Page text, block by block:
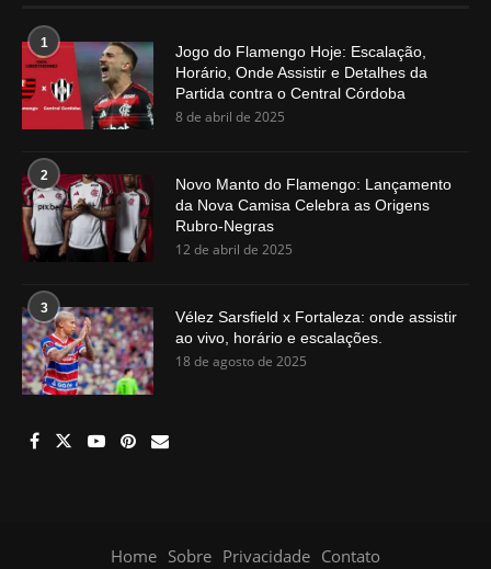
1
Jogo do Flamengo Hoje: Escalação,
Horário, Onde Assistir e Detalhes da
Partida contra o Central Córdoba
8 de abril de 2025
2
Novo Manto do Flamengo: Lançamento
da Nova Camisa Celebra as Origens
Rubro-Negras
12 de abril de 2025
3
Vélez Sarsfield x Fortaleza: onde assistir
ao vivo, horário e escalações.
18 de agosto de 2025
Home Sobre Privacidade Contato